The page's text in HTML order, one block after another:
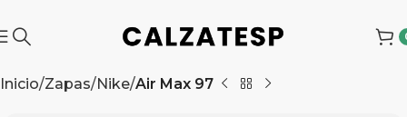
Inicio Zapas Nike Air Max 97